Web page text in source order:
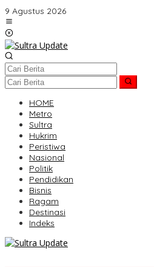
Lewati
ke
konten
9 Agustus 2026
HOME
Metro
Sultra
Hukrim
Peristiwa
Nasional
Politik
Pendidikan
Bisnis
Ragam
Destinasi
Indeks